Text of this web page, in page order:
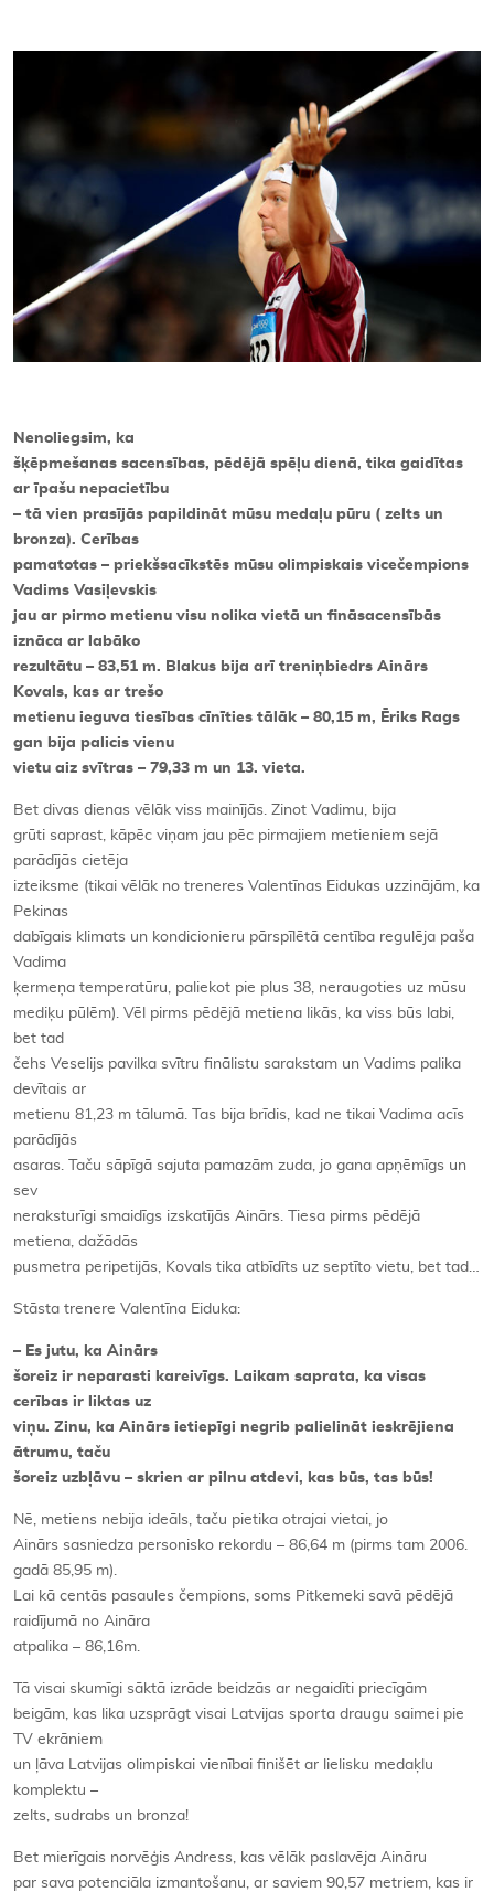
Nenoliegsim, ka
šķēpmešanas sacensības, pēdējā spēļu dienā, tika gaidītas
ar īpašu nepacietību
– tā vien prasījās papildināt mūsu medaļu pūru ( zelts un
bronza). Cerības
pamatotas – priekšsacīkstēs mūsu olimpiskais vicečempions
Vadims Vasiļevskis
jau ar pirmo metienu visu nolika vietā un fināsacensībās
iznāca ar labāko
rezultātu – 83,51 m. Blakus bija arī treniņbiedrs Ainārs
Kovals, kas ar trešo
metienu ieguva tiesības cīnīties tālāk – 80,15 m, Ēriks Rags
gan bija palicis vienu
vietu aiz svītras – 79,33 m un 13. vieta.
Bet divas dienas vēlāk viss mainījās. Zinot Vadimu, bija
grūti saprast, kāpēc viņam jau pēc pirmajiem metieniem sejā
parādījās cietēja
izteiksme (tikai vēlāk no treneres Valentīnas Eidukas uzzinājām, ka
Pekinas
dabīgais klimats un kondicionieru pārspīlētā centība regulēja paša
Vadima
ķermeņa temperatūru, paliekot pie plus 38, neraugoties uz mūsu
mediķu pūlēm). Vēl pirms pēdējā metiena likās, ka viss būs labi,
bet tad
čehs Veselijs pavilka svītru finālistu sarakstam un Vadims palika
devītais ar
metienu 81,23 m tālumā. Tas bija brīdis, kad ne tikai Vadima acīs
parādījās
asaras. Taču sāpīgā sajuta pamazām zuda, jo gana apņēmīgs un
sev
neraksturīgi smaidīgs izskatījās Ainārs. Tiesa pirms pēdējā
metiena, dažādās
pusmetra peripetijās, Kovals tika atbīdīts uz septīto vietu, bet tad…
Stāsta trenere Valentīna Eiduka:
– Es jutu, ka Ainārs
šoreiz ir neparasti kareivīgs. Laikam saprata, ka visas
cerības ir liktas uz
viņu. Zinu, ka Ainārs ietiepīgi negrib palielināt ieskrējiena
ātrumu, taču
šoreiz uzbļāvu – skrien ar pilnu atdevi, kas būs, tas būs!
Nē, metiens nebija ideāls, taču pietika otrajai vietai, jo
Ainārs sasniedza personisko rekordu – 86,64 m (pirms tam 2006.
gadā 85,95 m).
Lai kā centās pasaules čempions, soms Pitkemeki savā pēdējā
raidījumā no Aināra
atpalika – 86,16m.
Tā visai skumīgi sāktā izrāde beidzās ar negaidīti priecīgām
beigām, kas lika uzsprāgt visai Latvijas sporta draugu saimei pie
TV ekrāniem
un ļāva Latvijas olimpiskai vienībai finišēt ar lielisku medaķlu
komplektu –
zelts, sudrabs un bronza!
Bet mierīgais norvēģis Andress, kas vēlāk paslavēja Aināru
par sava potenciāla izmantošanu, ar saviem 90,57 metriem, kas ir